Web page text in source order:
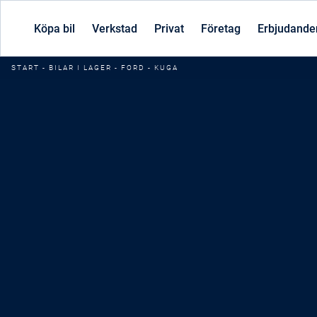
Köpa bil Verkstad Privat Företag
START - BILAR I LAGER - FORD - KUGA